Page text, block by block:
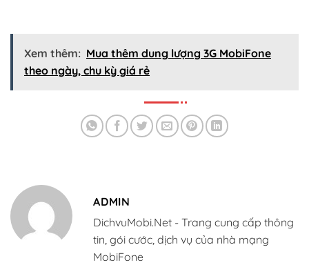
Xem thêm: Mua thêm dung lượng 3G MobiFone
theo ngày, chu kỳ giá rẻ
ADMIN
DichvuMobi.Net - Trang cung cấp thông
tin, gói cước, dịch vụ của nhà mạng
MobiFone